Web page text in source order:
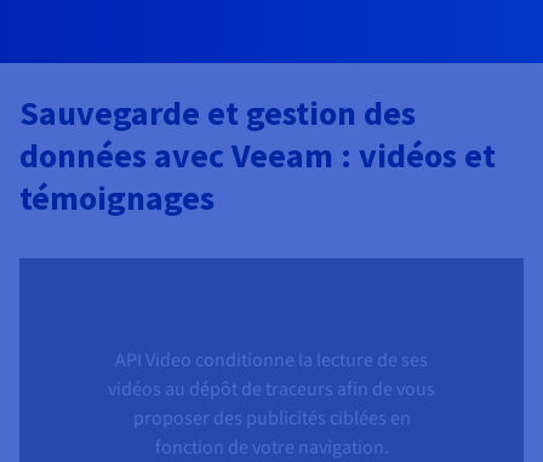
Sauvegarde et gestion des
données avec Veeam : vidéos et
témoignages
API Video conditionne la lecture de ses
vidéos au dépôt de traceurs afin de vous
proposer des publicités ciblées en
fonction de votre navigation.